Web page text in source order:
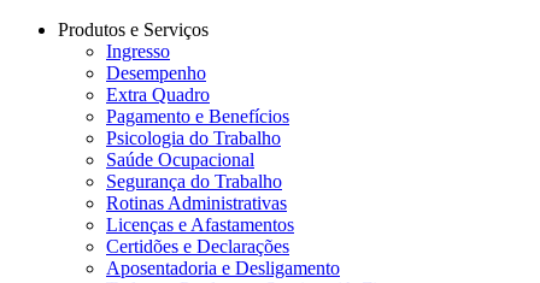
Produtos e Serviços
Ingresso
Desempenho
Extra Quadro
Pagamento e Benefícios
Psicologia do Trabalho
Saúde Ocupacional
Segurança do Trabalho
Rotinas Administrativas
Licenças e Afastamentos
Certidões e Declarações
Aposentadoria e Desligamento